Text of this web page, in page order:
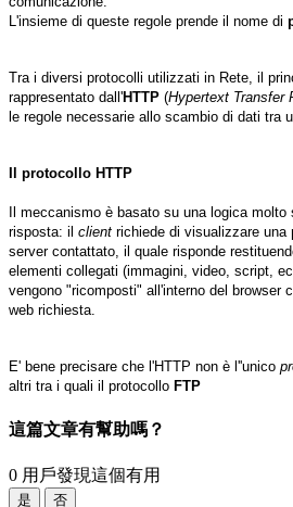
L'insieme di queste regole prende il nome di
Tra i diversi protocolli utilizzati in Rete, il
rappresentato dall'HTTP (Hypertext Transfer
le regole necessarie allo scambio di dati tra
Il protocollo HTTP
Il meccanismo è basato su una logica
risposta: il client richiede di visualizzare una
server contattato, il quale risponde
elementi collegati (immagini, video, script,
vengono "ricomposti" all'interno del browser
web richiesta.
E' bene precisare che l'HTTP non è l''unico
altri tra i quali il protocollo FTP
這篇文章有幫助嗎？
0 用戶發現這個有用
是 否